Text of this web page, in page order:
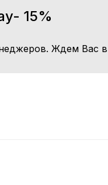
15%
Ждем Вас